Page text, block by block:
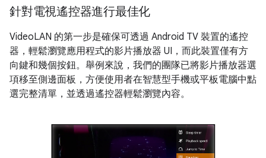
針對電視遙控器進行最佳化
VideoLAN 的第一步是確保可透過 Android TV 裝置的遙控
器，輕鬆瀏覽應用程式的影片播放器 UI，而此裝置僅有方
向鍵和幾個按鈕。舉例來說，我們的團隊已將影片播放器選
項移至側邊面板，方便使用者在智慧型手機或平板電腦中點
選完整清單，並透過遙控器輕鬆瀏覽內容。